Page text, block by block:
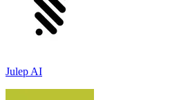
Julep AI